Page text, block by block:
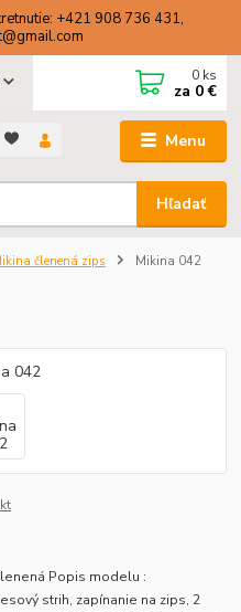
+421 908 736 431,
Menu
Hľadať
0 ks
za 0 €
členená zips Mikina 042
Popis modelu :
strih, zapínanie na zips, 2